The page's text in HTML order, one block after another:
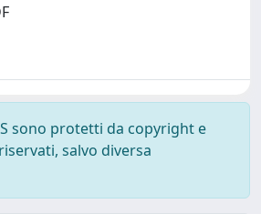
sono protetti da copyright e
salvo diversa